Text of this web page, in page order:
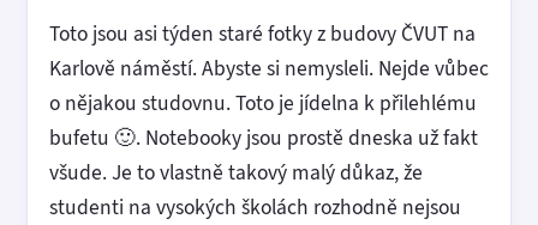
Toto jsou asi týden staré fotky z budovy ČVUT na
Karlově náměstí. Abyste si nemysleli. Nejde vůbec
o nějakou studovnu. Toto je jídelna k přilehlému
bufetu 🙂. Notebooky jsou prostě dneska už fakt
všude. Je to vlastně takový malý důkaz, že
studenti na vysokých školách rozhodně nejsou